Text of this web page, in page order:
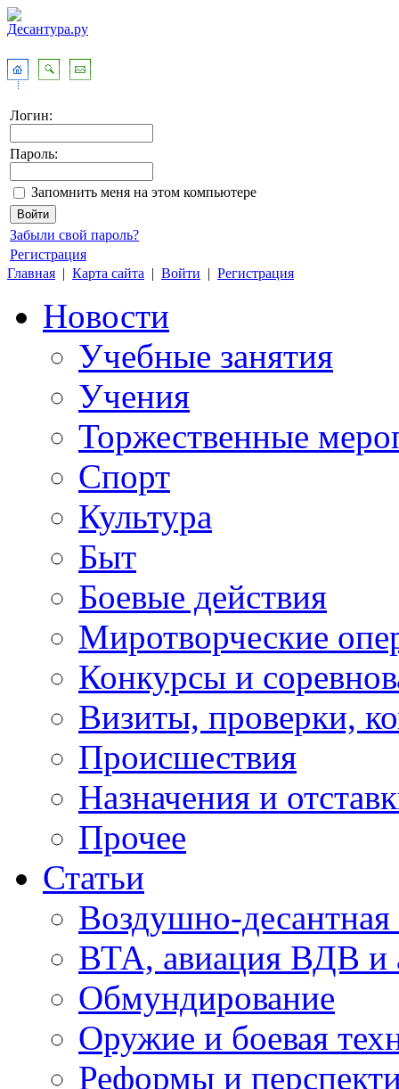
Логин:
Пароль:
Запомнить меня на этом компьютере
Забыли свой пароль?
Регистрация
Главная | Карта сайта | Войти | Регистрация
Новости
Учебные занятия
Учения
Торжественные
Спорт
Культура
Быт
Боевые действия
Миротворческие
Конкурсы и
Визиты, проверки,
Происшествия
Назначения и
Прочее
Статьи
Воздушно-десантная
ВТА, авиация ВДВ и
Обмундирование
Оружие и боевая
Реформы и